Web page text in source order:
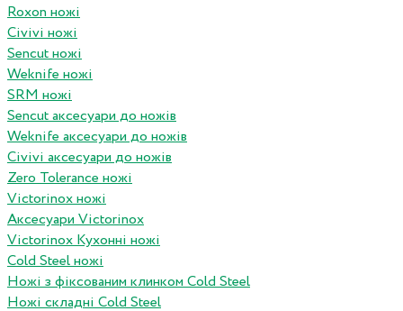
Roxon ножi
Civivi ножі
Sencut ножі
Weknife ножі
SRM ножі
Sencut аксесуари до ножів
Weknife аксесуари до ножів
Civivi аксесуари до ножів
Zero Tolerance ножі
Victorinox ножі
Аксесуари Victorinox
Victorinox Кухонні ножі
Cold Steel ножі
Ножі з фіксованим клинком Cold Steel
Ножі складні Cold Steel